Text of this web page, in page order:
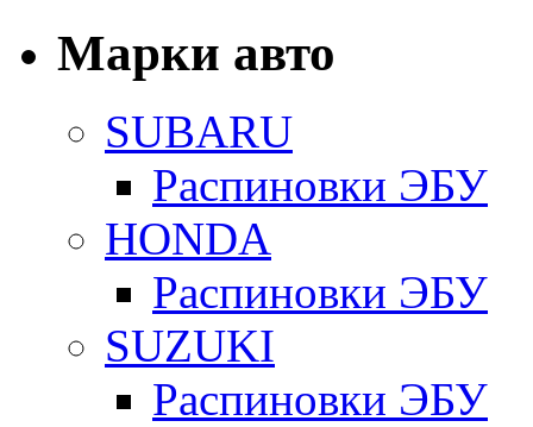
Марки авто
SUBARU
Распиновки ЭБУ
HONDA
Распиновки ЭБУ
SUZUKI
Распиновки ЭБУ